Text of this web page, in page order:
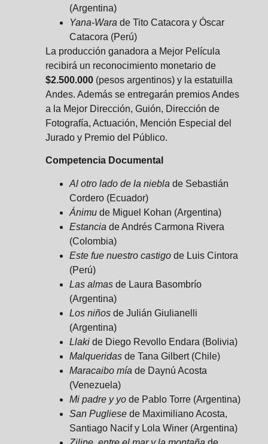
(Argentina)
Yana-Wara de Tito Catacora y Óscar
Catacora (Perú)
La producción ganadora a Mejor Película
recibirá un reconocimiento monetario de
$2.500.000(pesos argentinos) y la estatuilla
Andes. Además se entregarán premios Andes
a la Mejor Dirección, Guión, Dirección de
Fotografía, Actuación, Mención Especial del
Jurado y Premio del Público.
Competencia Documental
Al otro lado de la niebla de Sebastián
Cordero (Ecuador)
Ánimude Miguel Kohan (Argentina)
Estancia de Andrés Carmona Rivera
(Colombia)
Este fue nuestro castigode Luis Cintora
(Perú)
Las almasde Laura Basombrío
(Argentina)
Los niñosde Julián Giulianelli
(Argentina)
Llaki de Diego Revollo Endara (Bolivia)
Malqueridasde Tana Gilbert (Chile)
Maracaibo mía de Daynú Acosta
(Venezuela)
Mi padre y yode Pablo Torre (Argentina)
San Pugliesede Maximiliano Acosta,
Santiago Nacif y Lola Winer (Argentina)